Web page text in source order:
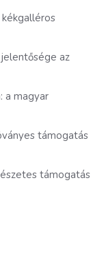
az
a magyar
támogatás
támogatás